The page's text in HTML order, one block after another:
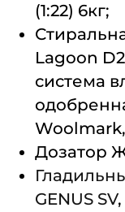
(1:22) 6кг;
Lagoon
система
Woolmark,
Дозатор
GENUS SV